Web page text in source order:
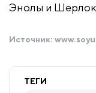
Энолы и
Источник:
ТЕГИ